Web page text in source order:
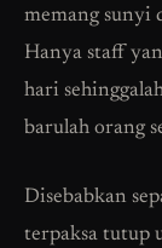
memang sunyi
Hanya staff
hari
barulah orang
Disebabkan
terpaksa tutup